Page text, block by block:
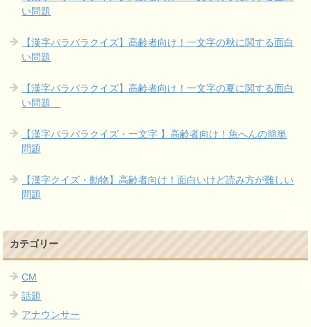
い問題
【漢字バラバラクイズ】高齢者向け！一文字の秋に関する面白
い問題
【漢字バラバラクイズ】高齢者向け！一文字の夏に関する面白
い問題
【漢字バラバラクイズ・一文字 】高齢者向け！魚へんの簡単
問題
【漢字クイズ・動物】高齢者向け！面白いけど読み方が難しい
問題
カテゴリー
CM
話題
アナウンサー